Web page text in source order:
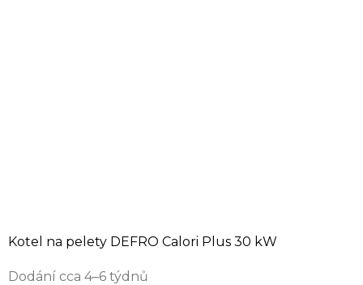
Kotel na pelety DEFRO Calori Plus 30 kW
Dodání cca 4–6 týdnů